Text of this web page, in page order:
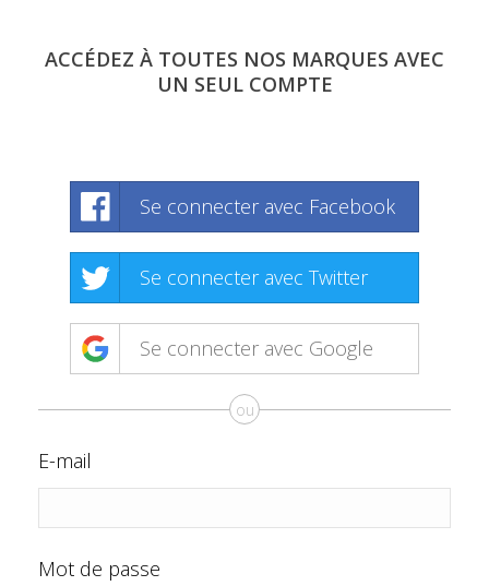
ACCÉDEZ À TOUTES NOS MARQUES AVEC
UN SEUL COMPTE
Se connecter avec Facebook
Se connecter avec Twitter
Se connecter avec Google
ou
E-mail
Mot de passe